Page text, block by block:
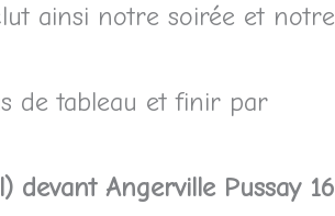
ainsi notre soirée et notre
de tableau et finir par
devant Angerville Pussay 16